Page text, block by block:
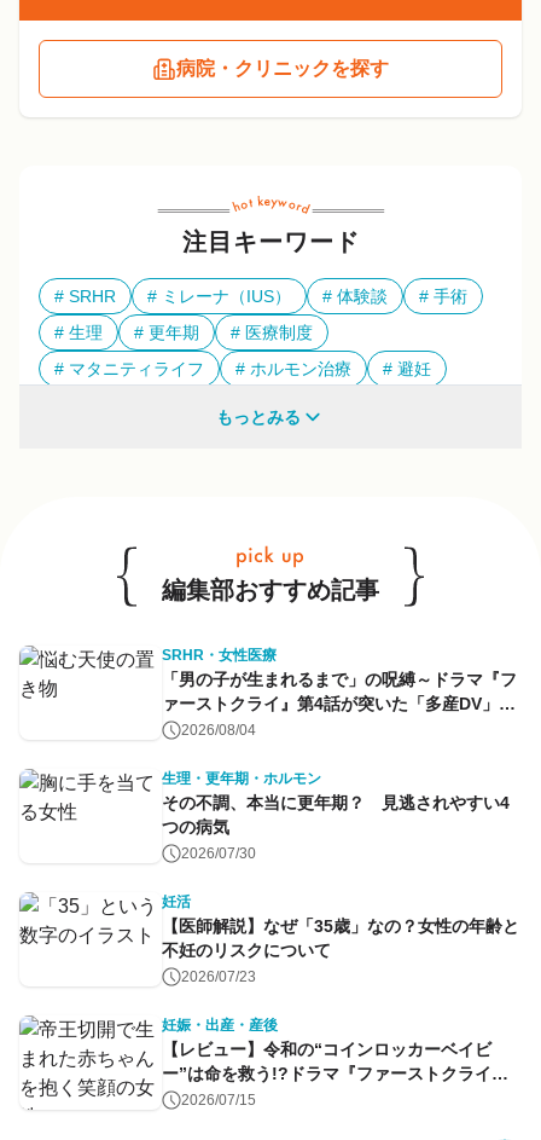
病院・クリニックを探す
注目キーワード
SRHR ミレーナ（IUS） 体験談
手術
生理
更年期
医療制度
マタニティライフ
ホルモン治療
避妊
もっとみる
編集部おすすめ記事
SRHR・女性医療
「男の子が生まれるまで」の呪縛～ドラマ『フ
ァーストクライ』第4話が突いた「多産DV」と
命のコントロール～
2026/08/04
生理・更年期・ホルモン
その不調、本当に更年期？ 見逃されやすい4
つの病気
2026/07/30
妊活
【医師解説】なぜ「35歳」なの？女性の年齢と
不妊のリスクについて
2026/07/23
妊娠・出産・産後
【レビュー】令和の“コインロッカーベイビ
ー”は命を救う!?ドラマ『ファーストクライ』
第1話2026/07/15